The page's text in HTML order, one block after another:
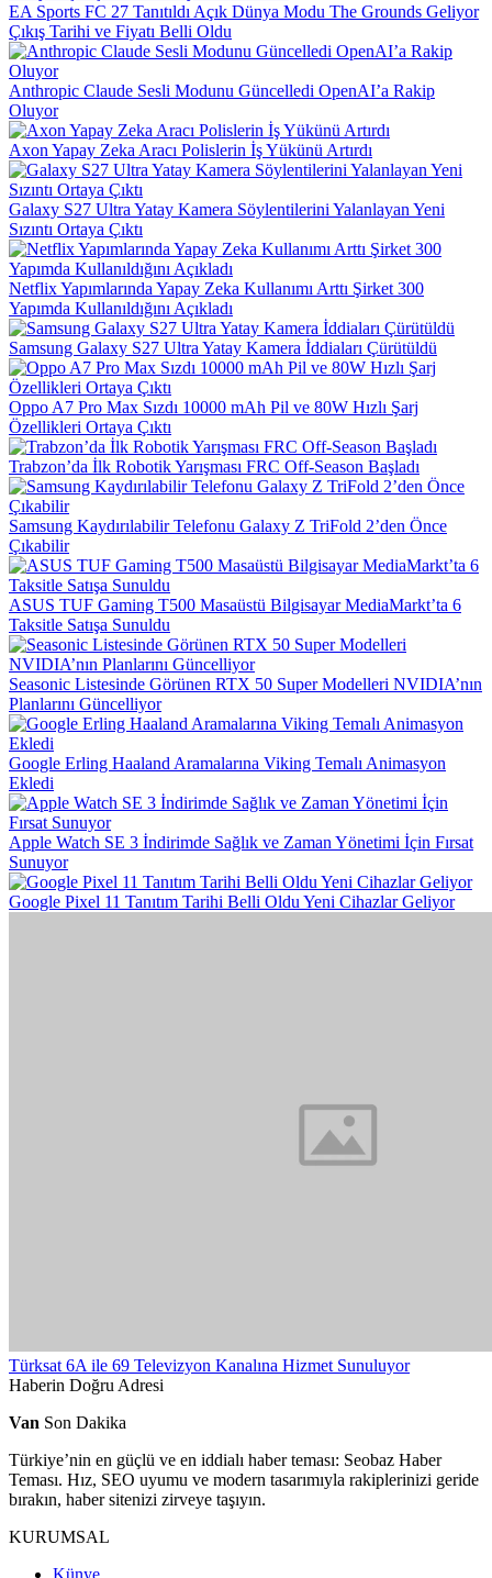
EA Sports FC 27 Tanıtıldı Açık Dünya Modu The Grounds Geliyor
Çıkış Tarihi ve Fiyatı Belli Oldu
Anthropic Claude Sesli Modunu Güncelledi OpenAI’a Rakip
Oluyor
Axon Yapay Zeka Aracı Polislerin İş Yükünü Artırdı
Galaxy S27 Ultra Yatay Kamera Söylentilerini Yalanlayan Yeni
Sızıntı Ortaya Çıktı
Netflix Yapımlarında Yapay Zeka Kullanımı Arttı Şirket 300
Yapımda Kullanıldığını Açıkladı
Samsung Galaxy S27 Ultra Yatay Kamera İddiaları Çürütüldü
Oppo A7 Pro Max Sızdı 10000 mAh Pil ve 80W Hızlı Şarj
Özellikleri Ortaya Çıktı
Trabzon’da İlk Robotik Yarışması FRC Off-Season Başladı
Samsung Kaydırılabilir Telefonu Galaxy Z TriFold 2’den Önce
Çıkabilir
ASUS TUF Gaming T500 Masaüstü Bilgisayar MediaMarkt’ta 6
Taksitle Satışa Sunuldu
Seasonic Listesinde Görünen RTX 50 Super Modelleri NVIDIA’nın
Planlarını Güncelliyor
Google Erling Haaland Aramalarına Viking Temalı Animasyon
Ekledi
Apple Watch SE 3 İndirimde Sağlık ve Zaman Yönetimi İçin Fırsat
Sunuyor
Google Pixel 11 Tanıtım Tarihi Belli Oldu Yeni Cihazlar Geliyor
Türksat 6A ile 69 Televizyon Kanalına Hizmet Sunuluyor
Haberin Doğru Adresi
Van Son Dakika
Türkiye’nin en güçlü ve en iddialı haber teması: Seobaz Haber
Teması. Hız, SEO uyumu ve modern tasarımıyla rakiplerinizi geride
bırakın, haber sitenizi zirveye taşıyın.
KURUMSAL
Künye